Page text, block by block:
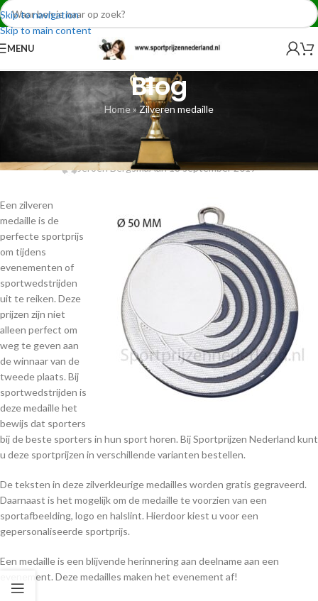
Skip to navigation
Skip to main content
MENU
Blog
Home» Zilveren medaille
NIEUWS
Zilveren medaille
Jeroen BergsmaAan 18 september 2019
Een zilveren
medaille is de
perfecte sportprijs
om tijdens
evenementen of
sportwedstrijden
uit te reiken. Deze
prijzen zijn niet
alleen perfect om
weg te geven aan
de winnaar van de
tweede plaats. Bij
sportwedstrijden is
deze medaille het
bewijs dat sporters
bij de beste sporters in hun sport horen. Bij Sportprijzen Nederland kunt
u deze sportprijzen in verschillende varianten bestellen.
De teksten in deze zilverkleurige medailles worden gratis gegraveerd.
Daarnaast is het mogelijk om de medaille te voorzien van een
sportafbeelding, logo en halslint. Hierdoor kiest u voor een
gepersonaliseerde sportprijs.
Een medaille is een blijvende herinnering aan deelname aan een
evenement. Deze medailles maken het evenement af!